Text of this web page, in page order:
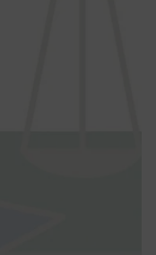
ha jól van felújítva